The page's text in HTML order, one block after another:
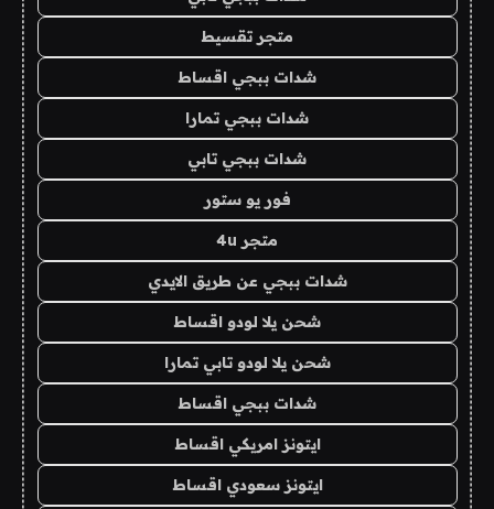
متجر تقسيط
شدات ببجي اقساط
شدات ببجي تمارا
شدات ببجي تابي
فور يو ستور
متجر 4u
شدات ببجي عن طريق الايدي
شحن يلا لودو اقساط
شحن يلا لودو تابي تمارا
شدات ببجي اقساط
ايتونز امريكي اقساط
ايتونز سعودي اقساط